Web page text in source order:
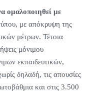
ομαλοποιηθεί με
με απόκρυψη της
μέτρων. Τέτοια
μόνιμου
εκπαιδευτικών,
δηλαδή, τις απουσίες
και στις 3.500